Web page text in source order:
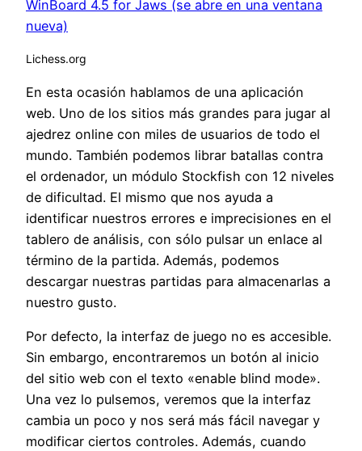
WinBoard 4.5 for Jaws (se abre en una ventana
nueva)
Lichess.org
En esta ocasión hablamos de una aplicación
web. Uno de los sitios más grandes para jugar al
ajedrez online con miles de usuarios de todo el
mundo. También podemos librar batallas contra
el ordenador, un módulo Stockfish con 12 niveles
de dificultad. El mismo que nos ayuda a
identificar nuestros errores e imprecisiones en el
tablero de análisis, con sólo pulsar un enlace al
término de la partida. Además, podemos
descargar nuestras partidas para almacenarlas a
nuestro gusto.
Por defecto, la interfaz de juego no es accesible.
Sin embargo, encontraremos un botón al inicio
del sitio web con el texto «enable blind mode».
Una vez lo pulsemos, veremos que la interfaz
cambia un poco y nos será más fácil navegar y
modificar ciertos controles. Además, cuando